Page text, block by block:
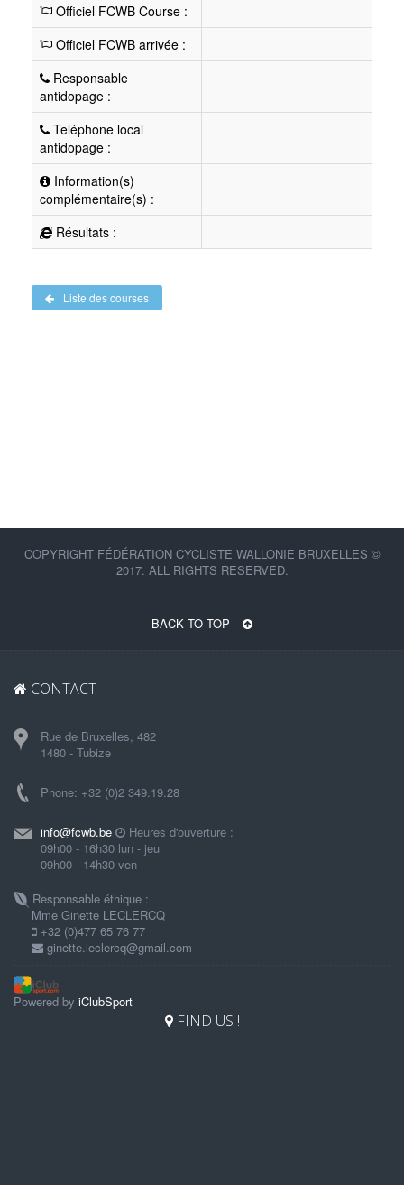
Officiel FCWB Course :
Officiel FCWB arrivée :
Responsable
antidopage :
Teléphone local
antidopage :
Information(s)
complémentaire(s) :
Résultats :
Liste des courses
COPYRIGHT FÉDÉRATION CYCLISTE WALLONIE BRUXELLES ©
2017. ALL RIGHTS RESERVED.
BACK TO TOP
CONTACT
Rue de Bruxelles, 482
1480 - Tubize
Phone: +32 (0)2 349.19.28
info@fcwb.be
Heures d'ouverture :
09h00 - 16h30 lun - jeu
09h00 - 14h30 ven
Responsable éthique :
Mme Ginette LECLERCQ
+32 (0)477 65 76 77
ginette.leclercq@gmail.com
Powered by iClubSport
FIND US !